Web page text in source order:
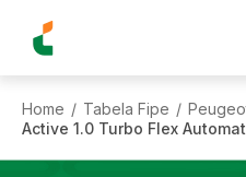
Home / Tabela Fipe /
Active 1.0 Turbo Flex